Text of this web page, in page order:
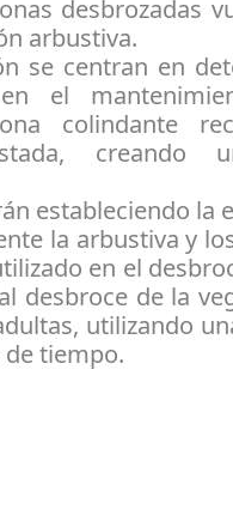
desbrozadas
arbustiva.
se centran en
el
colindante
creando
estableciendo la
la arbustiva y
en el
desbroce de la
utilizando
tiempo.